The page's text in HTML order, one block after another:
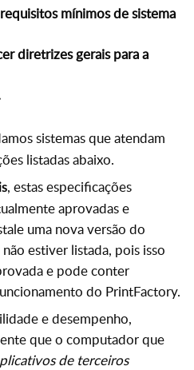
mínimos de sistema
diretrizes gerais para a
sistemas que atendam
listadas abaixo.
, estas especificações
aprovadas e
uma nova versão do
estiver listada, pois isso
e pode conter
do PrintFactory.
e desempenho,
que o computador que
de terceiros